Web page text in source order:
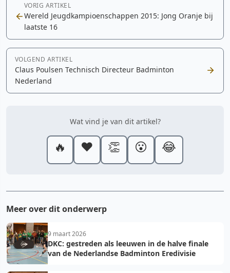
VORIG ARTIKEL
Wereld Jeugdkampioenschappen 2015: Jong Oranje bij
laatste 16
VOLGEND ARTIKEL
Claus Poulsen Technisch Directeur Badminton
Nederland
Wat vind je van dit artikel?
🔥 ❤️ 👏 😮 😂
Meer over dit onderwerp
9 maart 2026
DKC: gestreden als leeuwen in de halve finale
van de Nederlandse Badminton Eredivisie